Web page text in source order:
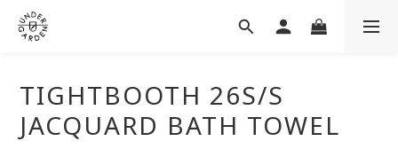
TIGHTBOOTH 26S/S
JACQUARD BATH TOWEL